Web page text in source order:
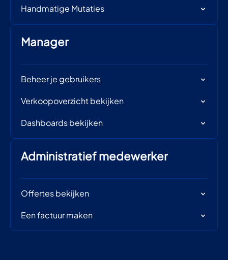
Handmatige Mutaties
Manager
Beheer je gebruikers
Verkoopoverzicht bekijken
Dashboards bekijken
Administratief medewerker
Offertes bekijken
Een factuur maken